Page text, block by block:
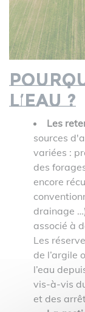
l’eau ?
Les
sources
variées :
des
encore
drainage
associé à
Les
de l’argile
l’eau
vis-à-vis
et des